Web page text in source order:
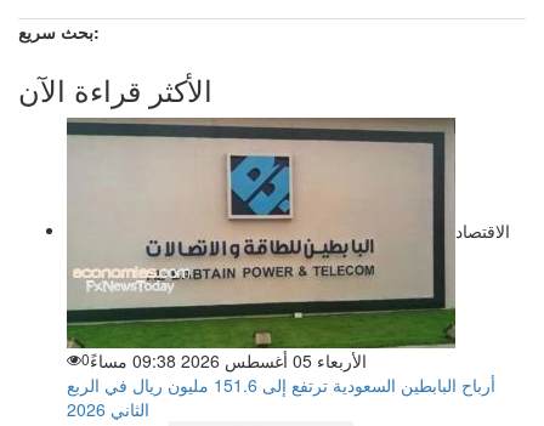
بحث سريع:
الأكثر قراءة الآن
الاقتصاد
الأربعاء 05 أغسطس 2026 09:38 مساءً 0
أرباح البابطين السعودية ترتفع إلى 151.6 مليون ريال في الربع
الثاني 2026